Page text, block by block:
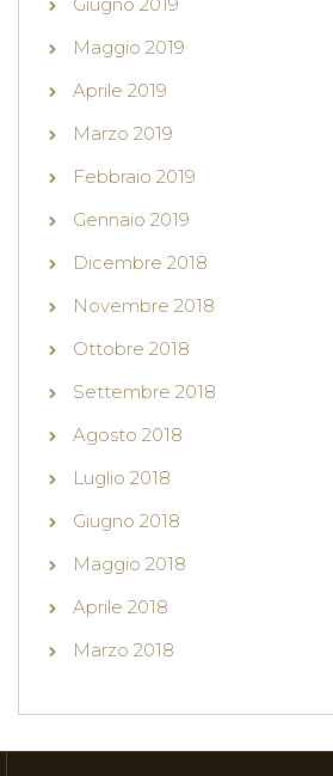
Maggio 2019
Aprile 2019
Marzo 2019
Febbraio 2019
Gennaio 2019
Dicembre 2018
Novembre 2018
Ottobre 2018
Settembre 2018
Agosto 2018
Luglio 2018
Giugno 2018
Maggio 2018
Aprile 2018
Marzo 2018